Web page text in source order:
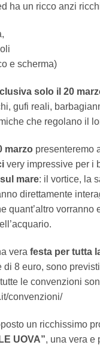
ha un ricco anzi
e scherma)
solo il 20
gufi reali,
che regolano il
marzo presenteremo
very impressive per i
mare: il vortice, la
direttamente
quant’altro
vera festa per tutta
8 euro, sono
le convenzioni
convenzioni/
un ricchissimo
UOVA”, una vera e